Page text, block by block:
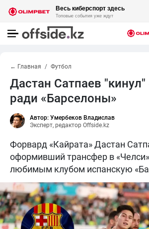
← Главная Футбол
Дастан Сатпаев "кинул"
ради «Барселоны»
Автор: Умербеков Владислав
Эксперт, редактор Offside.kz
Форвард «Кайрата» Дастан
оформивший трансфер в
любимым клубом испанскую